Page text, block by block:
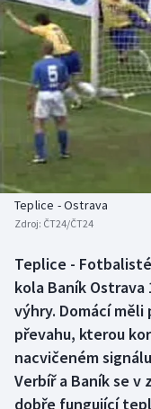
Cyklistika
DALŠÍ SPORTY
Americký fotbal
Baseball a softbal
Biatlon
Boby a skeleton
Box
Curling
Dostihy
NEPŘEHLÉDNĚTE
Soutěže
Aplikace ČT sport
AZ kvíz
Teplice - Ostrava
Zdroj: ČT24/ČT24
Teplice -
kola Baník Ostrava
výhry. Domácí
převahu, kterou
nacvičeném
Verbíř a Baník se
dobře fungující